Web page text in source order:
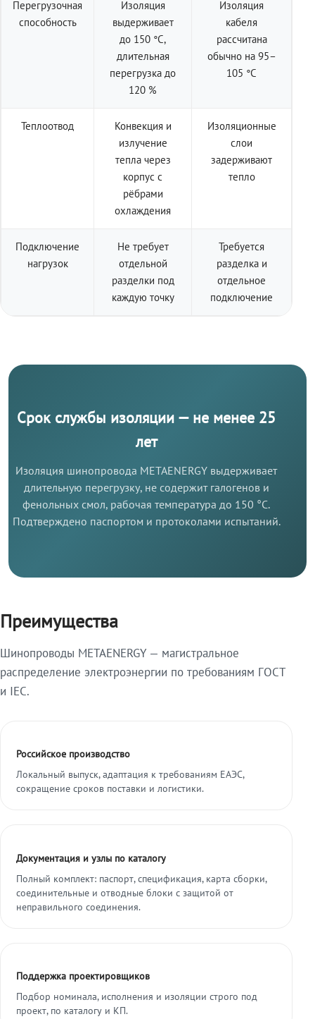
Перегрузочная
способность
Изоляция
выдерживает
до 150 °C,
длительная
перегрузка до
120 %
Изоляция
кабеля
рассчитана
обычно на 95–
105 °C
Теплоотвод
Конвекция и
излучение
тепла через
корпус с
рёбрами
охлаждения
Изоляционные
слои
задерживают
тепло
Подключение
нагрузок
Не требует
отдельной
разделки под
каждую точку
Требуется
разделка и
отдельное
подключение
Срок службы изоляции — не менее 25
лет
Изоляция шинопровода METAENERGY выдерживает
длительную перегрузку, не содержит галогенов и
фенольных смол, рабочая температура до 150 °C.
Подтверждено паспортом и протоколами испытаний.
Преимущества
Шинопроводы METAENERGY — магистральное
распределение электроэнергии по требованиям ГОСТ
и IEC.
Российское производство
Локальный выпуск, адаптация к требованиям ЕАЭС,
сокращение сроков поставки и логистики.
Документация и узлы по каталогу
Полный комплект: паспорт, спецификация, карта сборки,
соединительные и отводные блоки с защитой от
неправильного соединения.
Поддержка проектировщиков
Подбор номинала, исполнения и изоляции строго под
проект, по каталогу и КП.